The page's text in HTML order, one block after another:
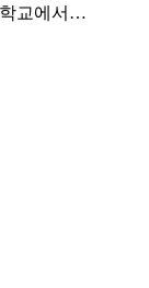
학교에서…